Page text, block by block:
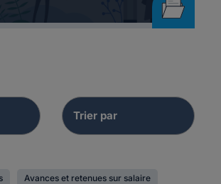
Avances et retenues sur salaire